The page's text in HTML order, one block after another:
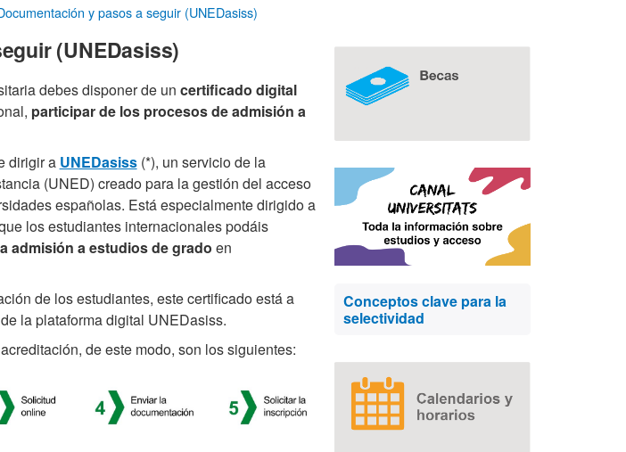
y pasos a seguir (UNEDasiss)
(UNEDasiss)
debes disponer de un certificado digital
participar de los procesos de admisión a
dirigir a UNEDasiss(*), un servicio de la
(UNED) creado para la gestión del acceso
españolas. Está especialmente dirigido a
los estudiantes internacionales podáis
admisión a estudios de grado en
de los estudiantes, este certificado está a
la plataforma digital UNEDasiss.
de este modo, son los siguientes:
Información
complementaria
Conceptos clave para la
selectividad